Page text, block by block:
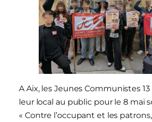
A Aix, les Jeunes Communistes
leur local au public pour le 8 mai
« Contre l’occupant et les